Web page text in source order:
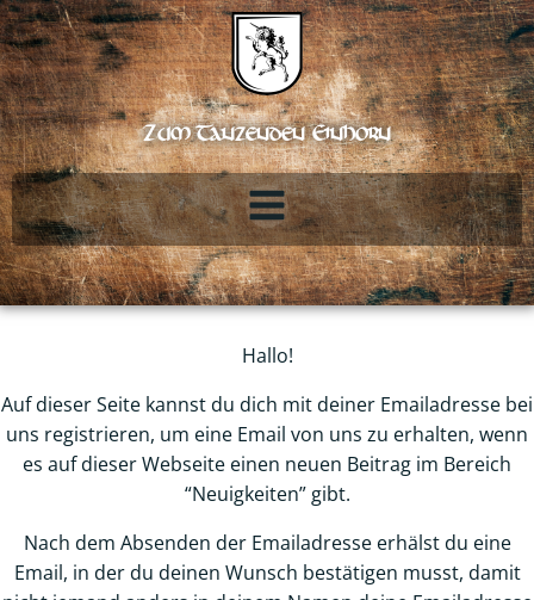
Zum
Inhalt
springen
Zum Tanzenden Einhorn
Hallo!
Auf dieser Seite kannst du dich mit deiner Emailadresse bei
uns registrieren, um eine Email von uns zu erhalten, wenn
es auf dieser Webseite einen neuen Beitrag im Bereich
“Neuigkeiten” gibt.
Nach dem Absenden der Emailadresse erhälst du eine
Email, in der du deinen Wunsch bestätigen musst, damit